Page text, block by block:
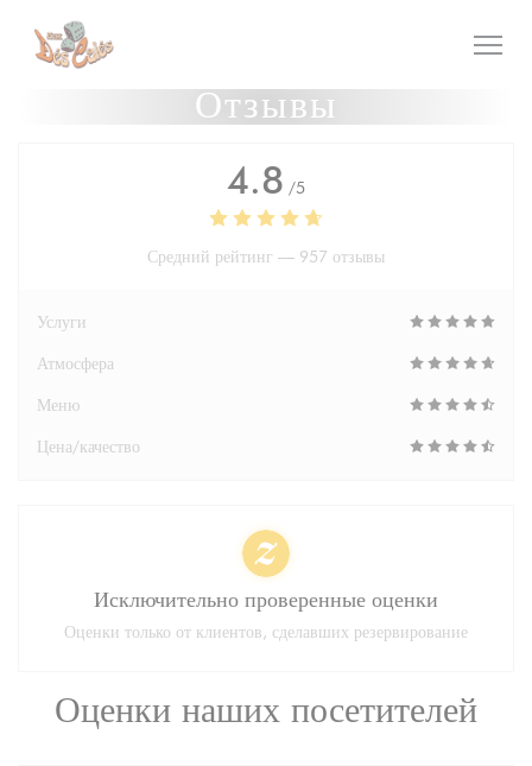
Панель управления cookies
Отзывы
Оценки наших посетителей
4.8 /5
Средний рейтинг — 957 отзывы
Услуги
Атмосфера
Меню
Цена/качество
Исключительно проверенные оценки
Оценки только от клиентов, сделавших резервирование